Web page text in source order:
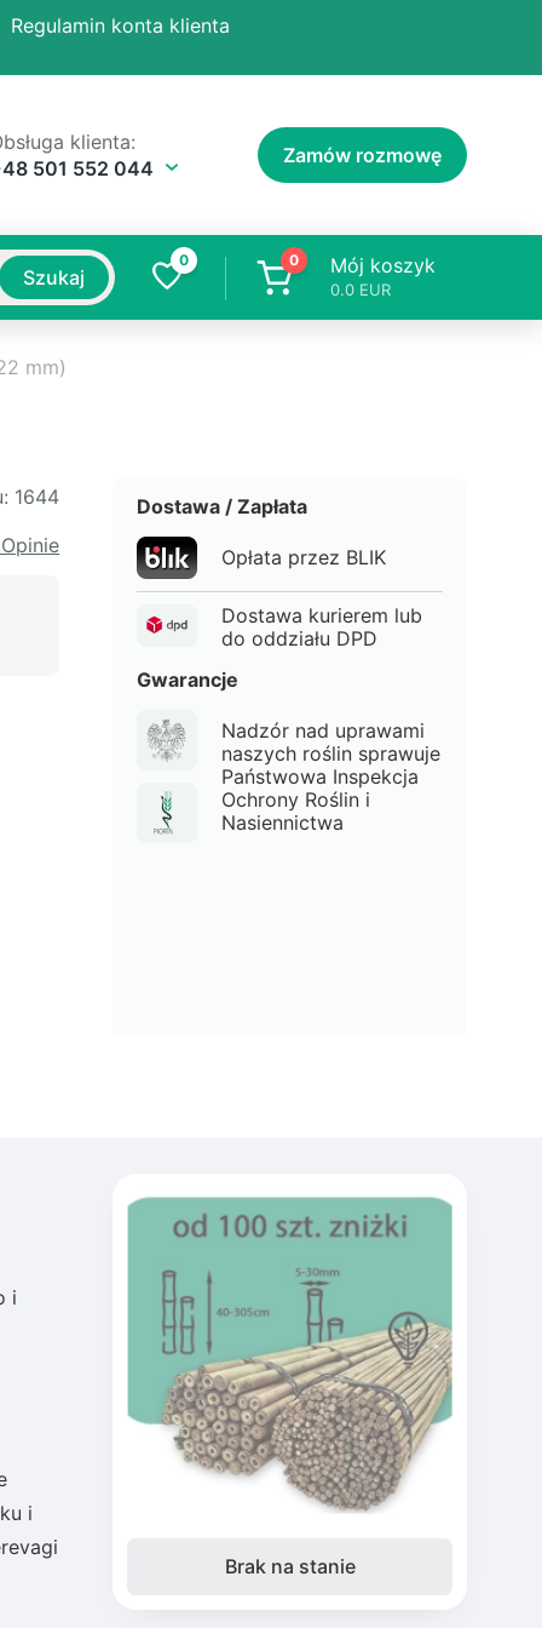
Regulamin konta klienta
klienta:
501 552 044
Zamów rozmowę
Szukaj
0 0 Mój koszyk
0.0 EUR
mm)
1644
Dostawa / Zapłata
Opłata przez BLIK
Dostawa kurierem lub
do oddziału DPD
Gwarancje
Nadzór nad uprawami
naszych roślin sprawuje
Państwowa Inspekcja
Ochrony Roślin i
Nasiennictwa
i
i
Brak na stanie